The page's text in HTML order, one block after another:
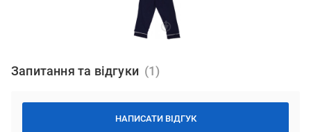
Запитання та відгуки
НАПИСАТИ ВІДГУК